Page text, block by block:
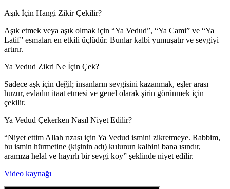
Aşık İçin Hangi Zikir Çekilir?
Aşık etmek veya aşık olmak için “Ya Vedud”, “Ya Cami” ve “Ya
Latif” esmaları en etkili üçlüdür. Bunlar kalbi yumuşatır ve sevgiyi
artırır.
Ya Vedud Zikri Ne İçin Çek?
Sadece aşk için değil; insanların sevgisini kazanmak, eşler arası
huzur, evladın itaat etmesi ve genel olarak şirin görünmek için
çekilir.
Ya Vedud Çekerken Nasıl Niyet Edilir?
“Niyet ettim Allah rızası için Ya Vedud ismini zikretmeye. Rabbim,
bu ismin hürmetine (kişinin adı) kulunun kalbini bana ısındır,
aramıza helal ve hayırlı bir sevgi koy” şeklinde niyet edilir.
Video kaynağı